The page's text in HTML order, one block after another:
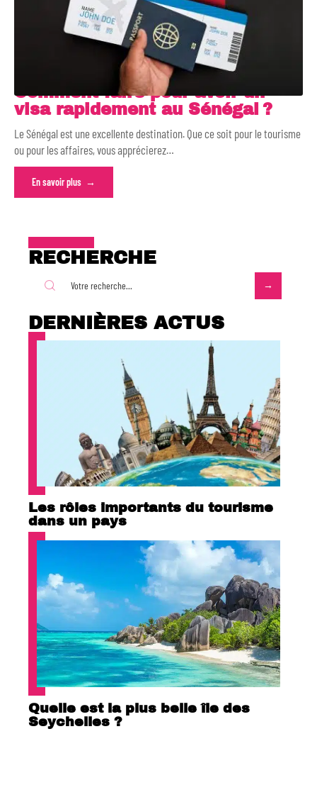
Comment faire pour avoir un
visa rapidement au Sénégal ?
Le Sénégal est une excellente destination. Que ce soit pour le tourisme
ou pour les affaires, vous apprécierez…
En savoir plus
RECHERCHE
DERNIÈRES ACTUS
Les rôles importants du tourisme
dans un pays
Quelle est la plus belle île des
Seychelles ?